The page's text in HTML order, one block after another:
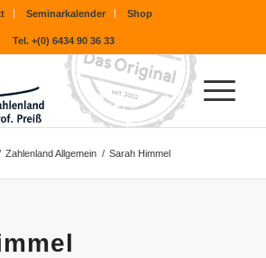
Seminarkalender Shop
Tel. +(0) 6434 90 36 33
Zahlenland Allgemein / Sarah Himmel